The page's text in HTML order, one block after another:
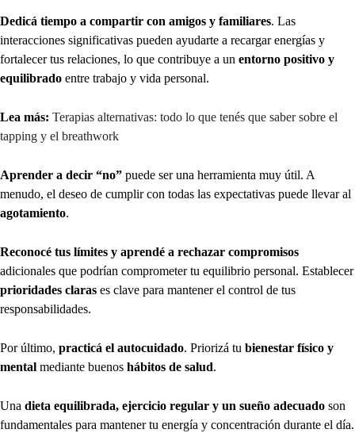
Dedicá tiempo a compartir con amigos y familiares. Las
interacciones significativas pueden ayudarte a recargar energías y
fortalecer tus relaciones, lo que contribuye a un entorno positivo y
equilibrado entre trabajo y vida personal.
Lea más: Terapias alternativas: todo lo que tenés que saber sobre el
tapping y el breathwork
Aprender a decir “no” puede ser una herramienta muy útil. A
menudo, el deseo de cumplir con todas las expectativas puede llevar al
agotamiento.
Reconocé tus límites y aprendé a rechazar compromisos
adicionales que podrían comprometer tu equilibrio personal. Establecer
prioridades claras es clave para mantener el control de tus
responsabilidades.
Por último, practicá el autocuidado. Priorizá tu bienestar físico y
mental mediante buenos hábitos de salud.
Una dieta equilibrada, ejercicio regular y un sueño adecuado son
fundamentales para mantener tu energía y concentración durante el día.